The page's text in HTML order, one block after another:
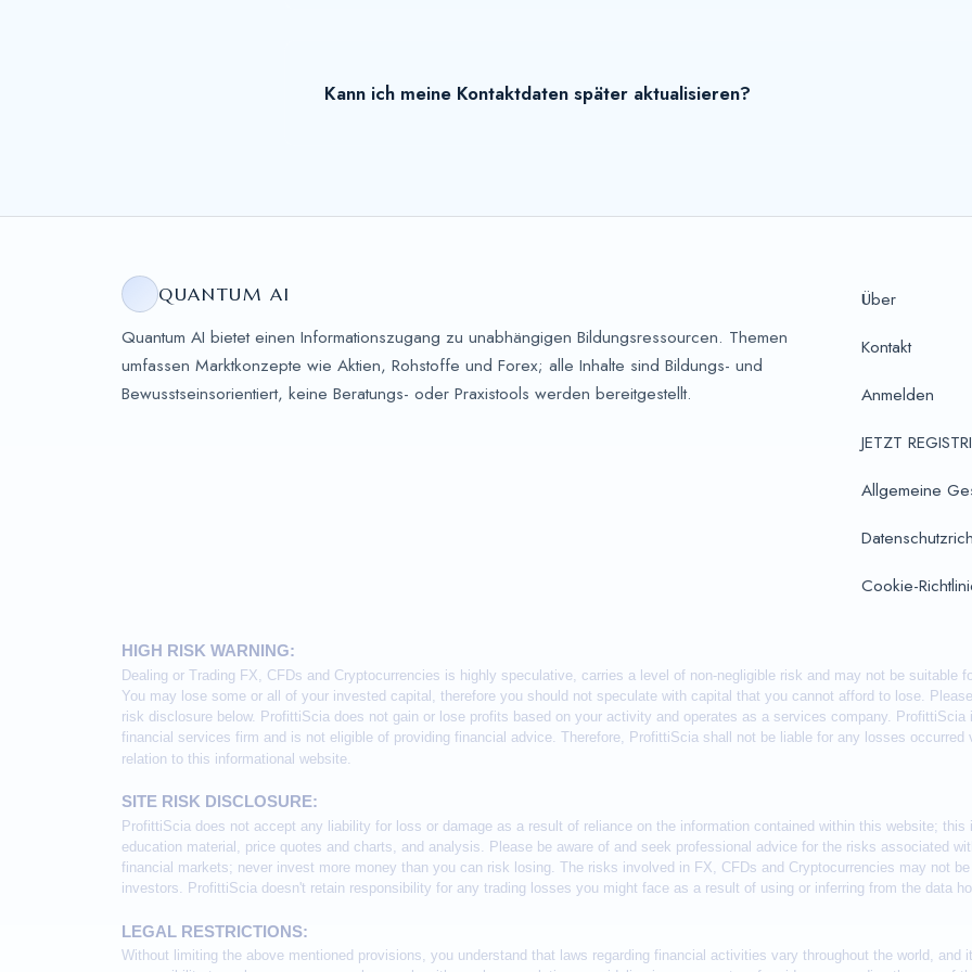
Kann ich meine Kontaktdaten später aktualisieren?
QUANTUM AI
Quantum AI bietet einen Informationszugang zu unabhängigen Bildungsressourcen. Themen
umfassen Marktkonzepte wie Aktien, Rohstoffe und Forex; alle Inhalte sind Bildungs- und
Bewusstseinsorientiert, keine Beratungs- oder Praxistools werden bereitgestellt.
Über
Kontakt
Anmelden
JETZT
Allgemeine
Cookie-